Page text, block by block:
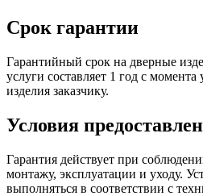
Срок гарантии
Гарантийный срок на дверные
услуги составляет 1 год с
изделия заказчику.
Условия
Гарантия действует при
монтажу, эксплуатации и уходу.
выполняться в соответствии с